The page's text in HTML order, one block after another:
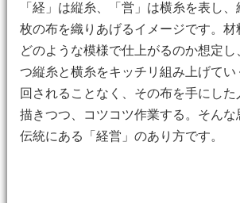
「経」は縦糸、「営」は横糸を表し、
枚の布を織りあげるイメージです。材
どのような模様で仕上がるのか想定
つ縦糸と横糸をキッチリ組み上げてい
回されることなく、その布を手にし
描きつつ、コツコツ作業する。そん
伝統にある「経営」のあり方です。